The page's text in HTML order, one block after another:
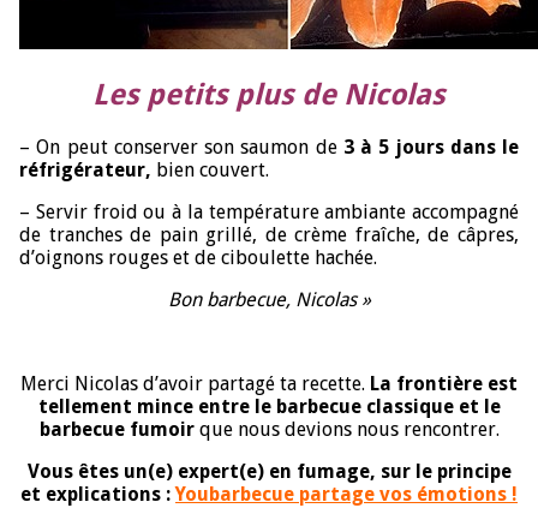
Les petits plus de Nicolas
– On peut conserver son saumon de 3 à 5 jours dans le
réfrigérateur, bien couvert.
– Servir froid ou à la température ambiante accompagné
de tranches de pain grillé, de crème fraîche, de câpres,
d’oignons rouges et de ciboulette hachée.
Bon barbecue, Nicolas »
Merci Nicolas d’avoir partagé ta recette. La frontière est
tellement mince entre le barbecue classique et le
barbecue fumoirque nous devions nous rencontrer.
Vous êtes un(e) expert(e) en fumage, sur le principe
et explications :Youbarbecue partage vos émotions !